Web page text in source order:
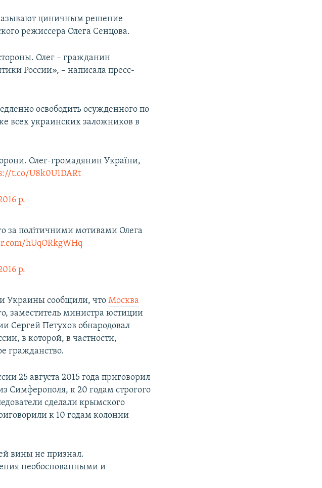
циничным решение
режиссера Олега Сенцова.
Олег – гражданин
России», – написала пресс-
освободить осужденного по
всех украинских заложников в
Олег-громадянин України,
t.co/U8k0U1DARt
р.
за політичними мотивами Олега
hUqORkgWHq
р.
Украины сообщили, чтоМосква
заместитель министра юстиции
Сергей Петухов обнародовал
в которой, в частности,
гражданство.
25 августа 2015 года приговорил
Симферополя, к 20 годам строгого
сделали крымского
к 10 годам колонии
вины не признал.
необоснованными и